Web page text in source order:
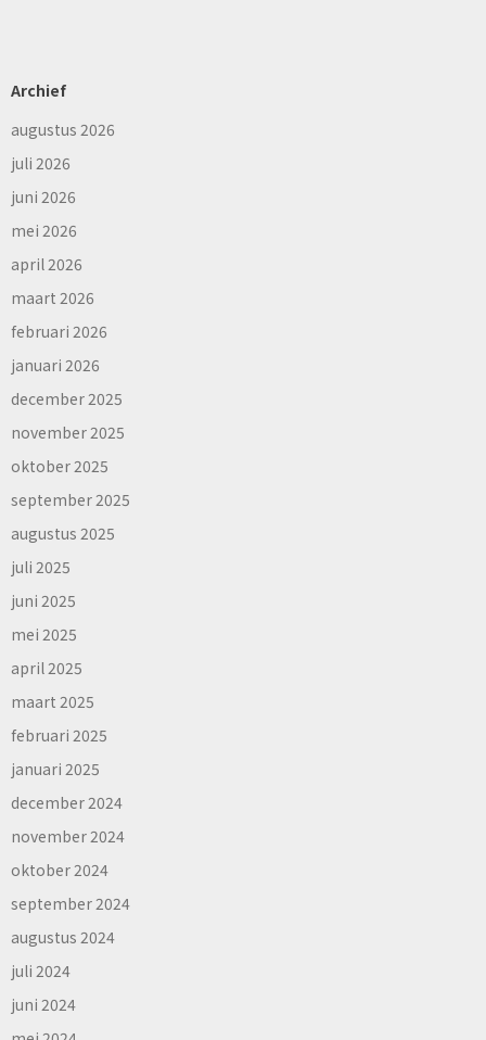
Archief
augustus 2026
juli 2026
juni 2026
mei 2026
april 2026
maart 2026
februari 2026
januari 2026
december 2025
november 2025
oktober 2025
september 2025
augustus 2025
juli 2025
juni 2025
mei 2025
april 2025
maart 2025
februari 2025
januari 2025
december 2024
november 2024
oktober 2024
september 2024
augustus 2024
juli 2024
juni 2024